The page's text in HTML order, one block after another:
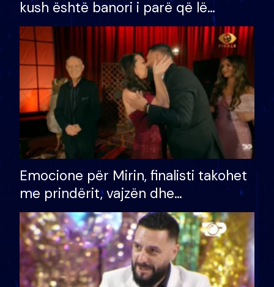
kush është banori i parë që lë
shtëpinë dhe humb mundësinë për
të fituar çmimin e madh
Emocione për Mirin, finalisti takohet
me prindërit, vajzën dhe
bashkëshorten: S’kemi ndonjë letër
divorci apo jo?